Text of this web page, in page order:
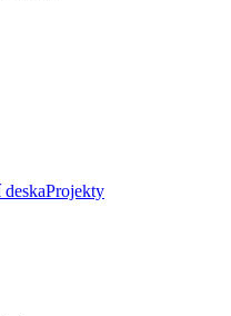
Projekty